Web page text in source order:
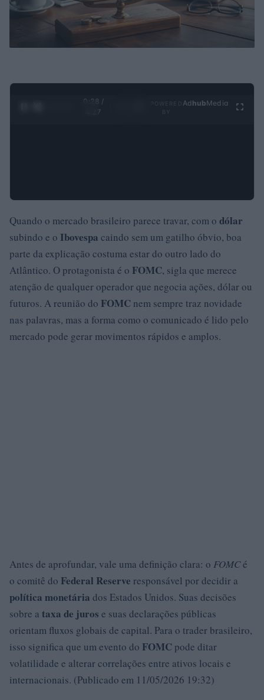
0:29 /
4:27
Ad hubMedia
Quando o mercado brasileiro parece travar, com o dólar
subindo e o Ibovespa caindo sem um gatilho óbvio, boa
parte da explicação costuma estar do outro lado do
Atlântico. O protagonista é o FOMC, sigla que merece
atenção de qualquer operador que negocia ações, dólar ou
futuros. A reunião do FOMC nem sempre traz novidade
nas palavras, mas a forma como o comunicado é lido pelo
mercado pode gerar movimentos rápidos e amplos.
Antes de aprofundar, vale uma definição clara: o FOMCé
o comitê do Federal Reserve responsável por decidir a
política monetária dos Estados Unidos. Suas decisões
sobre a taxa de juros e suas declarações públicas
orientam fluxos globais de capital. Para o trader brasileiro,
isso significa que um evento do FOMC pode ditar
volatilidade e alterar correlações entre ativos locais e
internacionais. (Publicado em 11/05/2026 19:32)